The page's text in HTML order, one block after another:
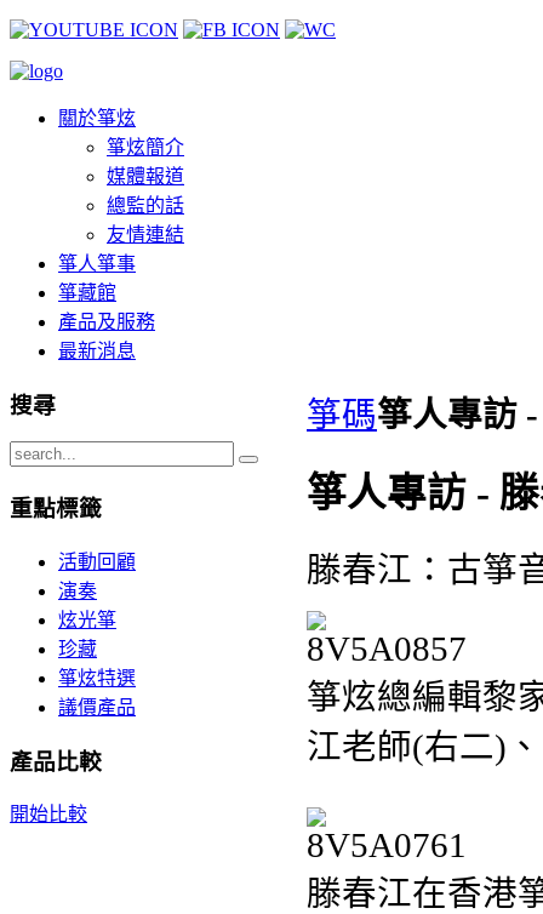
關於箏炫
箏炫簡介
媒體報道
總監的話
友情連結
箏人箏事
箏藏館
產品及服務
最新消息
箏碼箏人專訪
箏人專訪 -
滕春江：古箏
箏炫總編輯黎
江老師(右二)
滕春江在香港
搜尋
重點標籤
活動回顧
演奏
炫光箏
珍藏
箏炫特選
議價產品
產品比較
開始比較